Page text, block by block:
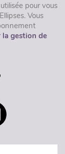
pour vous
Vous
la gestion de